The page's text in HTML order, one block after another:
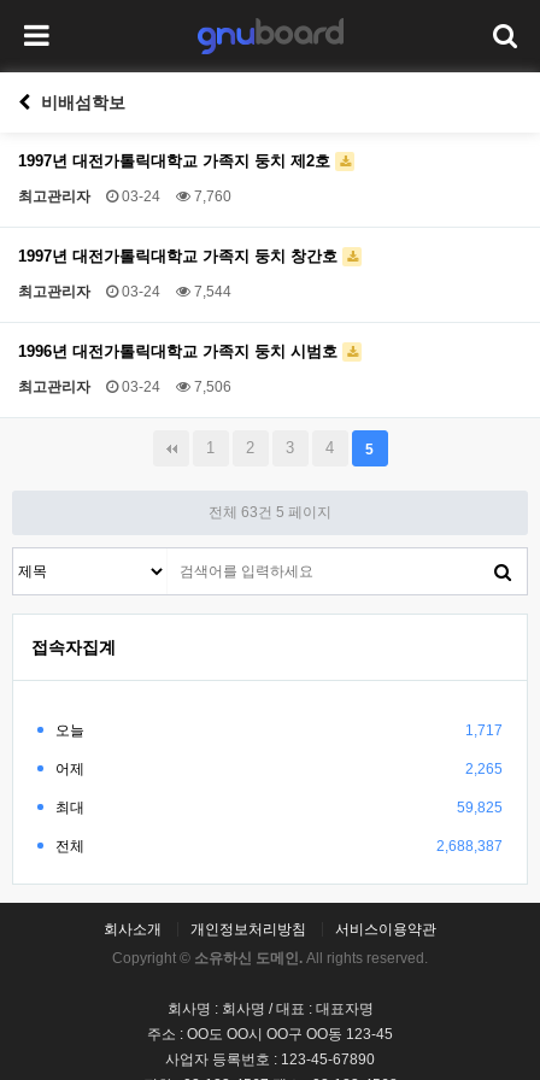
비배섬학보
1997년 대전가톨릭대학교 가족지 둥치 제2호
최고관리자 03-24 7,760
1997년 대전가톨릭대학교 가족지 둥치 창간호
최고관리자 03-24 7,544
1996년 대전가톨릭대학교 가족지 둥치 시범호
최고관리자 03-24 7,506
1 2 3 4 5
전체 63건 5 페이지
접속자집계
오늘 1,717
어제 2,265
최대 59,825
전체 2,688,387
회사소개 개인정보처리방침
서비스이용약관
Copyright © 소유하신 도메인. All rights reserved.
회사명 : 회사명 / 대표 : 대표자명
주소 : OO도 OO시 OO구 OO동 123-45
사업자 등록번호 : 123-45-67890